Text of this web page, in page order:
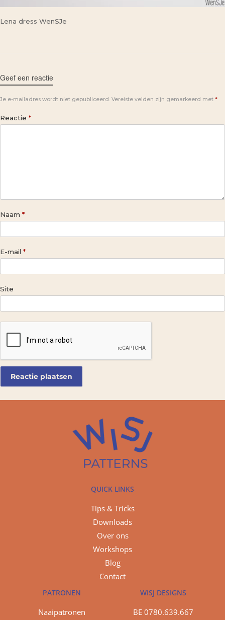
Lena dress WenSJe
Geef een reactie
Je e-mailadres wordt niet gepubliceerd. Vereiste velden zijn gemarkeerd met *
Reactie *
Naam *
E-mail *
Site
QUICK LINKS
Tips & Tricks
Downloads
Over ons
Workshops
Blog
Contact
PATRONEN
Naaipatronen
WISJ DESIGNS
BE 0780.639.667